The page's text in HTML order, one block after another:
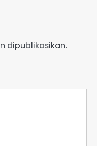
dipublikasikan.